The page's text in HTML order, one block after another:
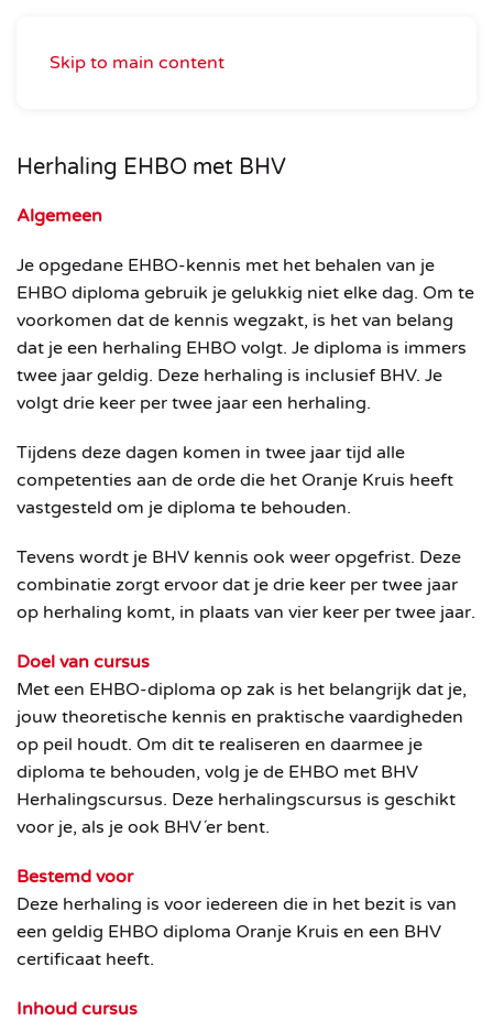
Skip to main content
Herhaling EHBO met BHV
Algemeen
Je opgedane EHBO-kennis met het behalen van je
EHBO diploma gebruik je gelukkig niet elke dag. Om te
voorkomen dat de kennis wegzakt, is het van belang
dat je een herhaling EHBO volgt. Je diploma is immers
twee jaar geldig. Deze herhaling is inclusief BHV. Je
volgt drie keer per twee jaar een herhaling.
Tijdens deze dagen komen in twee jaar tijd alle
competenties aan de orde die het Oranje Kruis heeft
vastgesteld om je diploma te behouden.
Tevens wordt je BHV kennis ook weer opgefrist. Deze
combinatie zorgt ervoor dat je drie keer per twee jaar
op herhaling komt, in plaats van vier keer per twee jaar.
Doel van cursus
Met een EHBO-diploma op zak is het belangrijk dat je,
jouw theoretische kennis en praktische vaardigheden
op peil houdt. Om dit te realiseren en daarmee je
diploma te behouden, volg je de EHBO met BHV
Herhalingscursus. Deze herhalingscursus is geschikt
voor je, als je ook BHV´er bent.
Bestemd voor
Deze herhaling is voor iedereen die in het bezit is van
een geldig EHBO diploma Oranje Kruis en een BHV
certificaat heeft.
Inhoud cursus